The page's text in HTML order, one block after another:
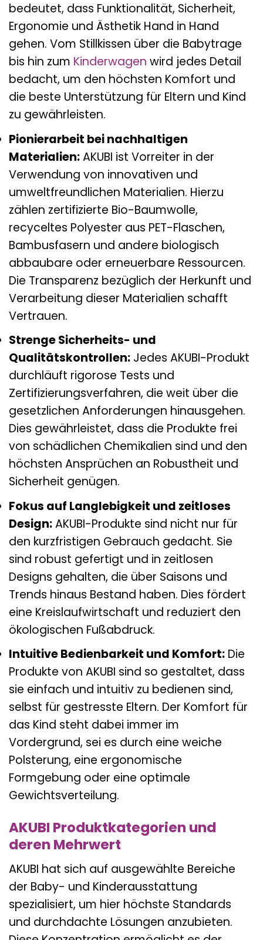
bedeutet, dass Funktionalität, Sicherheit,
Ergonomie und Ästhetik Hand in Hand
gehen. Vom Stillkissen über die Babytrage
bis hin zum Kinderwagen wird jedes Detail
bedacht, um den höchsten Komfort und
die beste Unterstützung für Eltern und Kind
zu gewährleisten.
Pionierarbeit bei nachhaltigen
Materialien:AKUBI ist Vorreiter in der
Verwendung von innovativen und
umweltfreundlichen Materialien. Hierzu
zählen zertifizierte Bio-Baumwolle,
recyceltes Polyester aus PET-Flaschen,
Bambusfasern und andere biologisch
abbaubare oder erneuerbare Ressourcen.
Die Transparenz bezüglich der Herkunft und
Verarbeitung dieser Materialien schafft
Vertrauen.
Strenge Sicherheits- und
Qualitätskontrollen: Jedes AKUBI-Produkt
durchläuft rigorose Tests und
Zertifizierungsverfahren, die weit über die
gesetzlichen Anforderungen hinausgehen.
Dies gewährleistet, dass die Produkte frei
von schädlichen Chemikalien sind und den
höchsten Ansprüchen an Robustheit und
Sicherheit genügen.
Fokus auf Langlebigkeit und zeitloses
Design:AKUBI-Produkte sind nicht nur für
den kurzfristigen Gebrauch gedacht. Sie
sind robust gefertigt und in zeitlosen
Designs gehalten, die über Saisons und
Trends hinaus Bestand haben. Dies fördert
eine Kreislaufwirtschaft und reduziert den
ökologischen Fußabdruck.
Intuitive Bedienbarkeit und Komfort: Die
Produkte von AKUBI sind so gestaltet, dass
sie einfach und intuitiv zu bedienen sind,
selbst für gestresste Eltern. Der Komfort für
das Kind steht dabei immer im
Vordergrund, sei es durch eine weiche
Polsterung, eine ergonomische
Formgebung oder eine optimale
Gewichtsverteilung.
AKUBI Produktkategorien und
deren Mehrwert
AKUBI hat sich auf ausgewählte Bereiche
der Baby- und Kinderausstattung
spezialisiert, um hier höchste Standards
und durchdachte Lösungen anzubieten.